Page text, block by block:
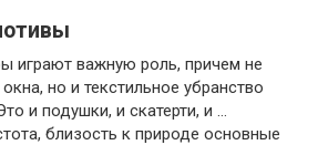
играют важную роль, причем не
но и текстильное убранство
и подушки, и скатерти, и …
близость к природе основные